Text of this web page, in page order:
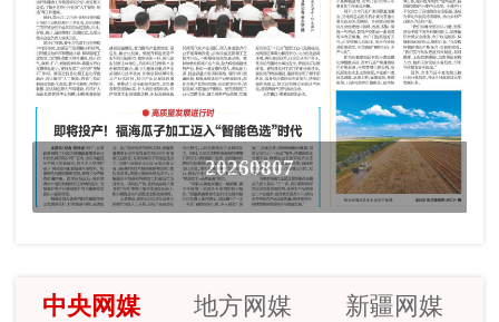
20260807
中央网媒 地方网媒 新疆网媒